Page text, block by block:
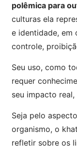
polêmica para
culturas ela
e identidade, em
controle,
Seu uso, como
requer
seu impacto
Seja pelo
organismo, o
refletir sobre os